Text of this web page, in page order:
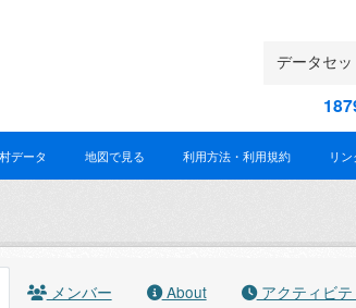
データ 地図で見る 利用方法・利用規約 リン
メンバー About アクティビテ